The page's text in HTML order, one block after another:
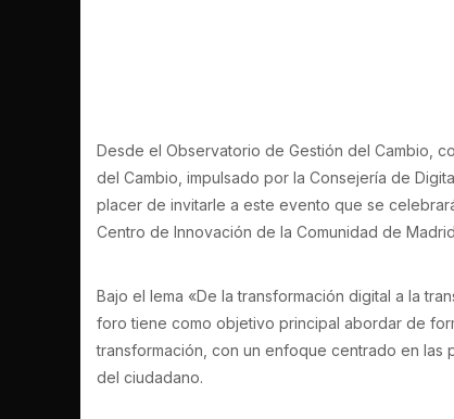
Desde el Observatorio de Gestión del Cambio,
del Cambio, impulsado por la Consejería de
placer de invitarle a este evento que se
Centro de Innovación de la Comunidad de
Bajo el lema «De la transformación digital a la
foro tiene como objetivo principal abordar de
transformación, con un enfoque centrado en
del ciudadano.